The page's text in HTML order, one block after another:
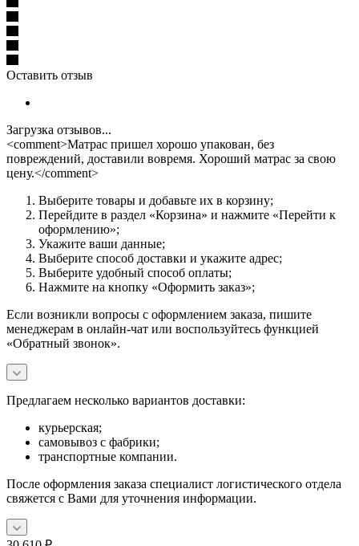
Оставить отзыв
Загрузка отзывов...
<comment>Матрас пришел хорошо упакован, без
повреждений, доставили вовремя. Хороший матрас за свою
цену.</comment>
Выберите товары и добавьте их в корзину;
Перейдите в раздел «Корзина» и нажмите «Перейти к
оформлению»;
Укажите ваши данные;
Выберите способ доставки и укажите адрес;
Выберите удобный способ оплаты;
Нажмите на кнопку «Оформить заказ»;
Если возникли вопросы с оформлением заказа, пишите
менеджерам в онлайн-чат или воспользуйтесь функцией
«Обратный звонок».
Предлагаем несколько вариантов доставки:
курьерская;
самовывоз с фабрики;
транспортные компании.
После оформления заказа специалист логистического отдела
свяжется с Вами для уточнения информации.